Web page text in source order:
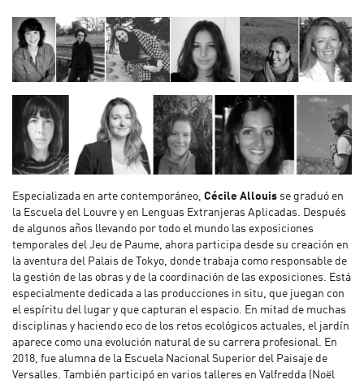
Especializada en arte contemporáneo, Cécile Allouis se graduó en
la Escuela del Louvre y en Lenguas Extranjeras Aplicadas. Después
de algunos años llevando por todo el mundo las exposiciones
temporales del Jeu de Paume, ahora participa desde su creación en
la aventura del Palais de Tokyo, donde trabaja como responsable de
la gestión de las obras y de la coordinación de las exposiciones. Está
especialmente dedicada a las producciones in situ, que juegan con
el espíritu del lugar y que capturan el espacio. En mitad de muchas
disciplinas y haciendo eco de los retos ecológicos actuales, el jardín
aparece como una evolución natural de su carrera profesional. En
2018, fue alumna de la Escuela Nacional Superior del Paisaje de
Versalles. También participó en varios talleres en Valfredda (Noël